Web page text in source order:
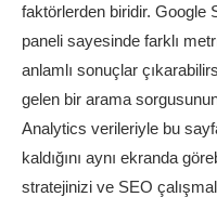
faktörlerden biridir. Google
paneli sayesinde farklı
anlamlı sonuçlar
gelen bir arama
Analytics verileriyle bu
kaldığını aynı ekranda
stratejinizi ve SEO